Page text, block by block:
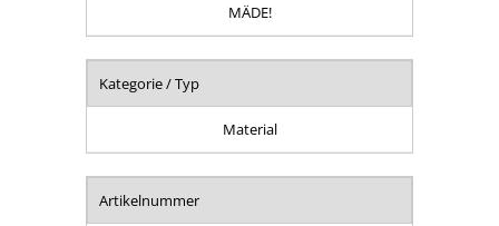
MÄDE!
Kategorie / Typ
Material
Artikelnummer